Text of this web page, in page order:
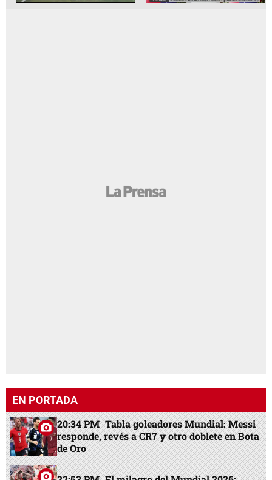
EN PORTADA
20:34 PM Tabla goleadores Mundial: Messi
responde, revés a CR7 y otro doblete en Bota
de Oro